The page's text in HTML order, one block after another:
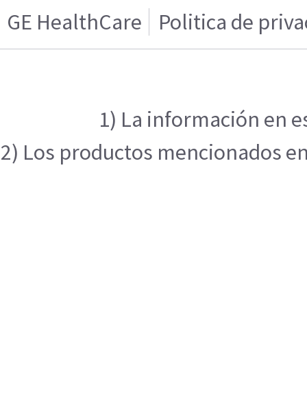
GE HealthCare Politica de
1) La información en
2) Los productos mencionados